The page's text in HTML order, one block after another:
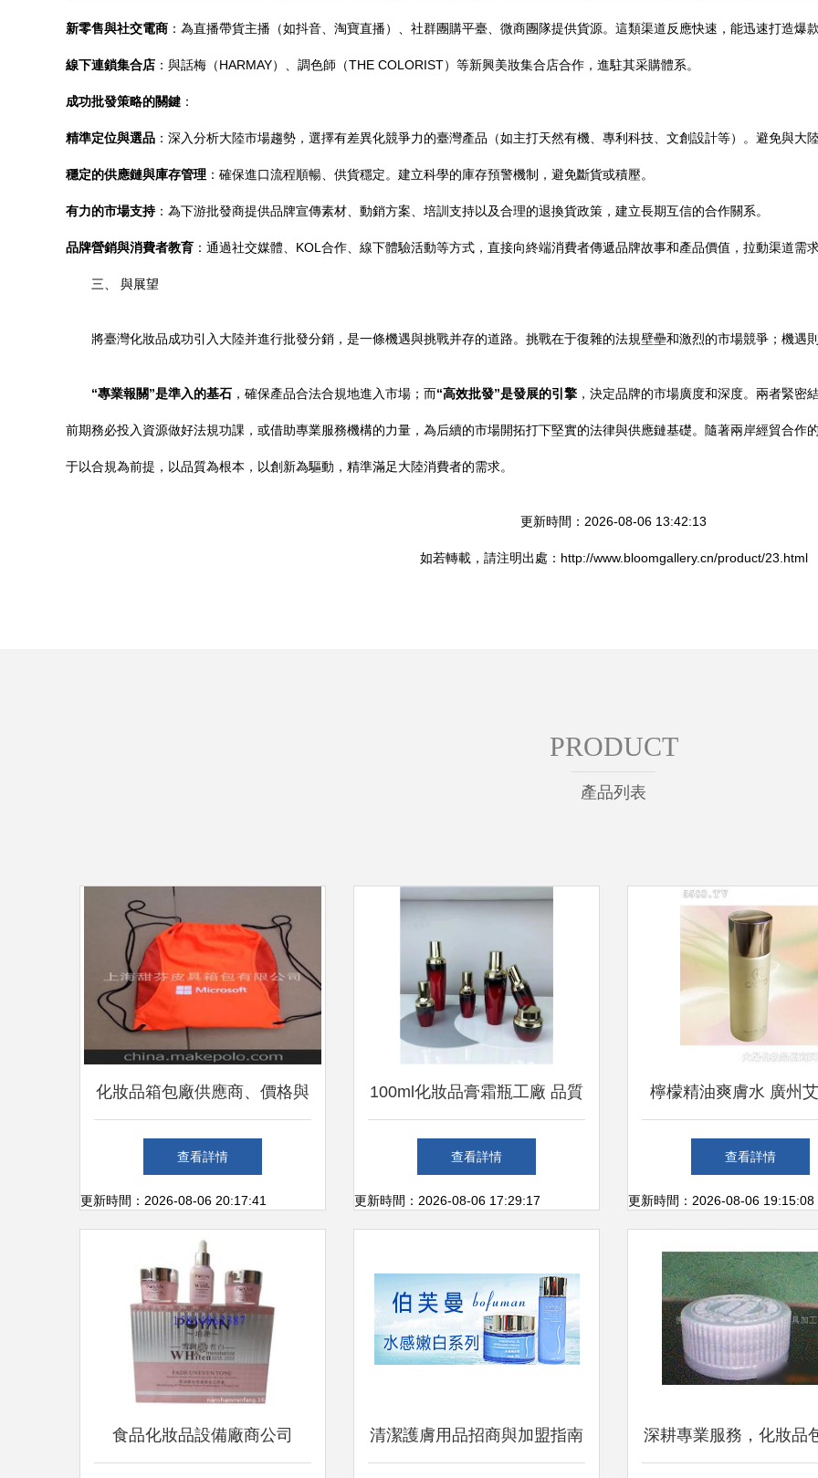
新零售與社交電商 ：為直播帶貨主播（如抖音、淘寶直播）、社群團購平臺、微商團隊提供貨源。這類渠道反應快速，能迅速打造爆
線下連鎖集合店 ：與話梅（HARMAY）、調色師（THE COLORIST）等新興美妝集合店合作，進駐其采購體系。
成功批發策略的關鍵 ：
精準定位與選品 ：深入分析大陸市場趨勢，選擇有差異化競爭力的臺灣產品（如主打天然有機、專利科技、文創設計等）。避免與大
穩定的供應鏈與庫存管理 ：確保進口流程順暢、供貨穩定。建立科學的庫存預警機制，避免斷貨或積壓。
有力的市場支持：為下游批發商提供品牌宣傳素材、動銷方案、培訓支持以及合理的退換貨政策，建立長期互信的合作關系。
品牌營銷與消費者教育 ：通過社交媒體、KOL合作、線下體驗活動等方式，直接向終端消費者傳遞品牌故事和產品價值，拉動渠道需
三、 與展望
將臺灣化妝品成功引入大陸并進行批發分銷，是一條機遇與挑戰并存的道路。挑戰在于復雜的法規壁壘和激烈的市場競爭；機遇
“專業報關”是準入的基石 ，確保產品合法合規地進入市場；而“高效批發”是發展的引擎 ，決定品牌的市場廣度和深度。兩者緊
前期務必投入資源做好法規功課，或借助專業服務機構的力量，為后續的市場開拓打下堅實的法律與供應鏈基礎。隨著兩岸經貿合作
于以合規為前提，以品質為根本，以創新為驅動，精準滿足大陸消費者的需求。
更新時間：2026-08-06 13:42:13
如若轉載，請注明出處：http://www.bloomgallery.cn/product/23.html
PRODUCT
產品列表
化妝品箱包廠供應商、價格與
批發市場全攻略
查看詳情
更新時間：2026-08-06 20:17:41
100ml化妝品膏霜瓶工廠 品質
包裝與批發策略揭秘
查看詳情
更新時間：2026-08-06 17:29:17
檸檬精油爽膚水 廣州
物科技引領化妝品批發
查看詳情
更新時間：2026-08-06 19:15:08
食品化妝品設備廠商公司 清潔護膚用品招商與加盟指南 深耕專業服務，化妝品